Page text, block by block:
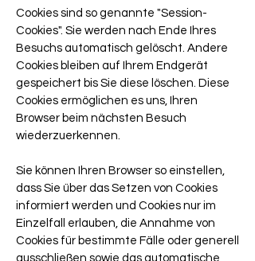
Cookies sind so genannte "Session-
Cookies". Sie werden nach Ende Ihres
Besuchs automatisch gelöscht. Andere
Cookies bleiben auf Ihrem Endgerät
gespeichert bis Sie diese löschen. Diese
Cookies ermöglichen es uns, Ihren
Browser beim nächsten Besuch
wiederzuerkennen.
Sie können Ihren Browser so einstellen,
dass Sie über das Setzen von Cookies
informiert werden und Cookies nur im
Einzelfall erlauben, die Annahme von
Cookies für bestimmte Fälle oder generell
ausschließen sowie das automatische